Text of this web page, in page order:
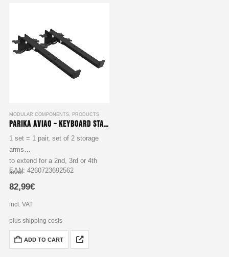
Optionen
können
MODULAR COMPONENTS, PRODUCTS
Parika Aviao – Keyboard Stand Assembly for Tiers Two, Three & Four
1 set = 1 pair, set of 2 storage
arms
to extend for a 2nd, 3rd or 4th
level
Tilt 8-way adjustable
EAN: 4260723692562
82,99€
incl. VAT
plus shipping costs
ADD TO CART